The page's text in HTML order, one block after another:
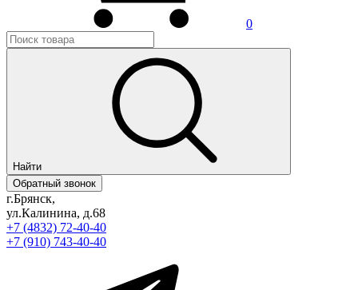
0
Найти
Обратный звонок
г.Брянск,
ул.Калинина, д.68
+7 (4832) 72-40-40
+7 (910) 743-40-40